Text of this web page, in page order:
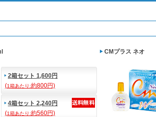
2箱セット 1,600円
(1箱あたり:約800円)
4箱セット 2,240円
(1箱あたり:約560円)
CMプラス ネオ